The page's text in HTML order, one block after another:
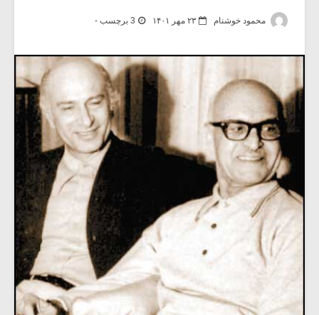
محمود خوشنام ۲۳ مهر ۱۴۰۱ 3 برچسب -